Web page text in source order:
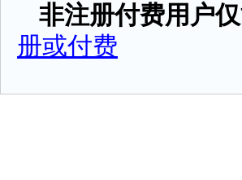
非注册付费用户
册或付费